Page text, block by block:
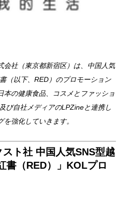
会社（東京都新宿区）は、中国人気
（以下、RED）のプロモーション
本の健康食品、コスメとファッショ
び自社メディアのLPZineと連携し
強化していきます。
ト社 中国人気SNS型越
書（RED）」KOLプロ